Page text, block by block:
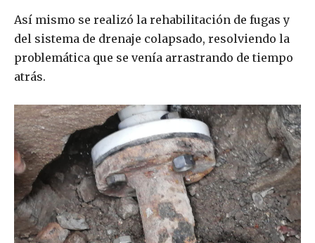
Así mismo se realizó la rehabilitación de fugas y
del sistema de drenaje colapsado, resolviendo la
problemática que se venía arrastrando de tiempo
atrás.